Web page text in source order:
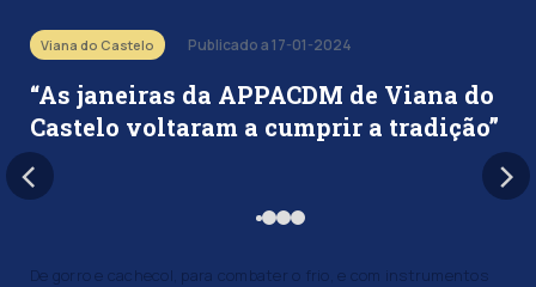
Viana do Castelo Publicado a 17-01-2024
“As janeiras da APPACDM de Viana do
Castelo voltaram a cumprir a tradição”
De gorro e cachecol, para combater o frio, e com instrumentos